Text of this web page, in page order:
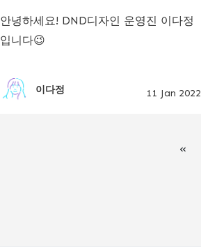
안녕하세요! DND디자인 운영진 이다정
입니다😉
이다정 11 Jan 2022
«